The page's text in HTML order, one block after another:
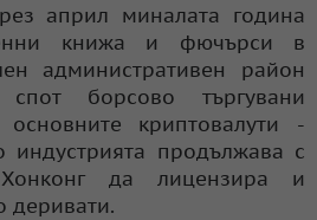
април миналата година
книжа и фючърси в
административен район
борсово търгувани
криптовалути -
индустрията продължава с
да лицензира и
деривати.